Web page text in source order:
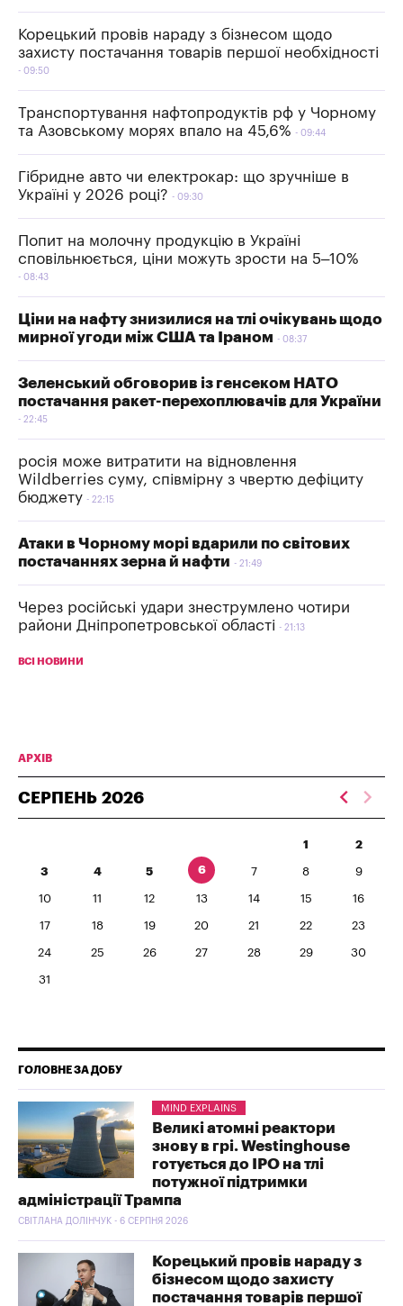
Корецький провів нараду з бізнесом щодо
захисту постачання товарів першої необхідності
09:50
Транспортування нафтопродуктів рф у Чорному
та Азовському морях впало на 45,6%
09:44
Гібридне авто чи електрокар: що зручніше в
Україні у 2026 році?
09:30
Попит на молочну продукцію в Україні
сповільнюється, ціни можуть зрости на 5–10%
08:43
Ціни на нафту знизилися на тлі очікувань щодо
мирної угоди між США та Іраном
08:37
Зеленський обговорив із генсеком НАТО
постачання ракет-перехоплювачів для України
22:45
росія може витратити на відновлення
Wildberries суму, співмірну з чвертю дефіциту
бюджету
22:15
Атаки в Чорному морі вдарили по світових
постачаннях зерна й нафти
21:49
Через російські удари знеструмлено чотири
райони Дніпропетровської області
21:13
ВСІ НОВИНИ
АРХІВ
СЕРПЕНЬ 2026
1 2
3 4 5 6 7 8 9
10 11 12 13 14 15 16
17 18 19 20 21 22 23
24 25 26 27 28 29 30
31
ГОЛОВНЕ ЗА ДОБУ
MIND EXPLAINS
Великі атомні реактори
знову в грі. Westinghouse
готується до IPO на тлі
потужної підтримки
адміністрації Трампа
СВІТЛАНА ДОЛІНЧУК - 6 СЕРПНЯ 2026
Корецький провів нараду з
бізнесом щодо захисту
постачання товарів першої